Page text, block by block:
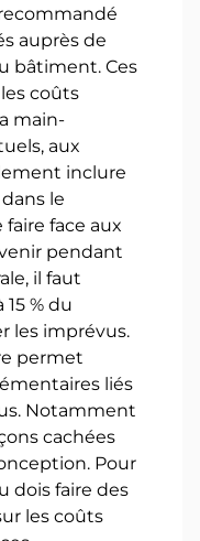
auprès de
bâtiment. Ces
coûts
main-
aux
inclure
le
face aux
pendant
il faut
% du
les imprévus.
permet
liés
Notamment
cachées
Pour
dois faire des
les coûts